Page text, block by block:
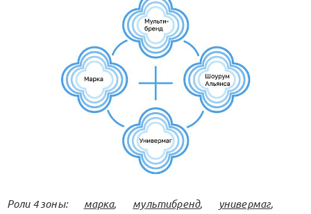
Роли 4 зоны: марка, мультибренд, универмаг,